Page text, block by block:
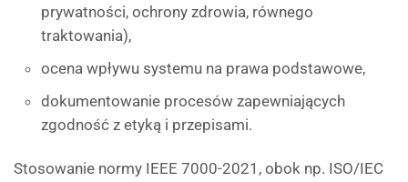
prywatności, ochrony zdrowia, równego
traktowania),
ocena wpływu systemu na prawa podstawowe,
dokumentowanie procesów zapewniających
zgodność z etyką i przepisami.
Stosowanie normy IEEE 7000-2021, obok np. ISO/IEC